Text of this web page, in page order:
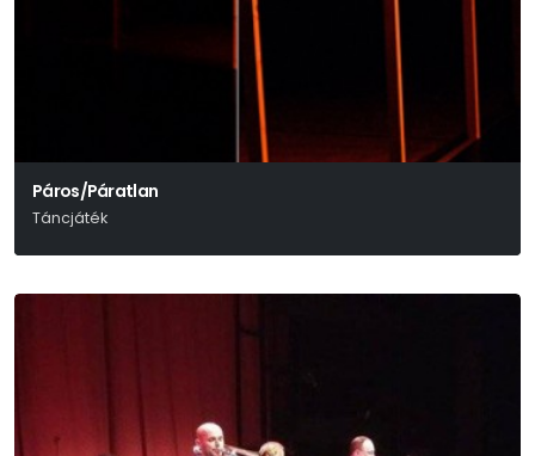
Páros/Páratlan
Táncjáték